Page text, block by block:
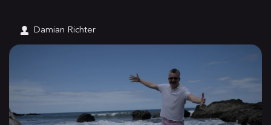
Damian Richter